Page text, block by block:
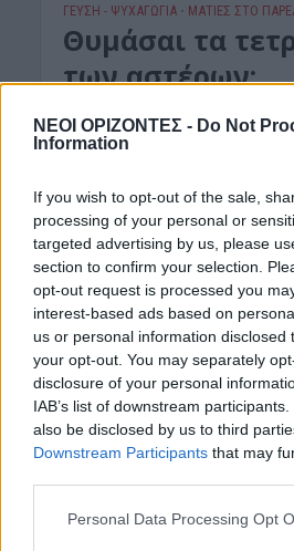
ΝΕΟΙ ΟΡΙΖΟΝΤΕΣ - Do Not
Information
If you wish to opt-out of the sale,
processing of your personal or
targeted advertising by us, please
section to confirm your selection.
opt-out request is processed you
interest-based ads based on
us or personal information disclosed
your opt-out. You may separately
disclosure of your personal
IAB’s list of downstream
also be disclosed by us to third
Downstream Participants that may
Personal Data Processing Opt
ΓΕΎΣΗ - ΨΥΧΑΓΩΓΊΑ • ΜΑΤΙΕΣ ΣΤΟ
Θυμάσαι τα
των αστέρων;
αέρα το δημοφιλέστερο
ελληνικής τηλεόρασης. Τα
Αστέρων. Το πρώτο έγχρωμο...